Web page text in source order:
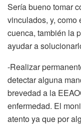
Sería bueno tomar
vinculados, y, como
cuenca, también la
ayudar a
-Realizar
detectar alguna
brevedad a la
enfermedad. El
atento ya que por